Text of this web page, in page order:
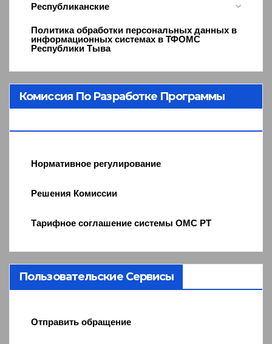
Республиканские
Политика обработки персональных данных в
информационных системах в ТФОМС
Республики Тыва
Комиссия По Разработке Программы
Нормативное регулирование
Решения Комиссии
Тарифное соглашение системы ОМС РТ
Пользовательские Сервисы
Отправить обращение